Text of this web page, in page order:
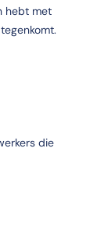
hebt met
die